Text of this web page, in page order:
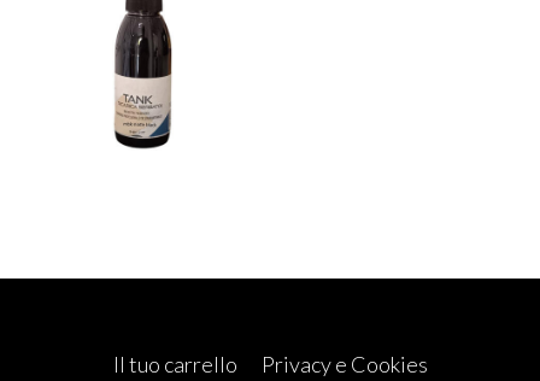
Il tuo carrello
Privacy e Cookies